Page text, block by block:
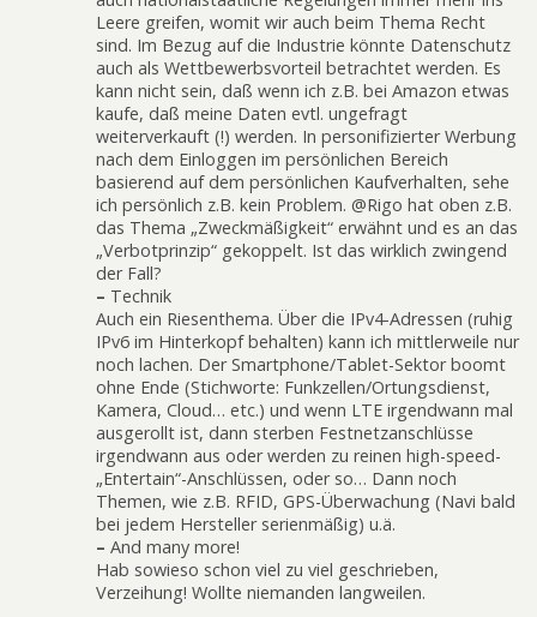
Leere greifen, womit wir auch beim Thema Recht
sind. Im Bezug auf die Industrie könnte Datenschutz
auch als Wettbewerbsvorteil betrachtet werden. Es
kann nicht sein, daß wenn ich z.B. bei Amazon etwas
kaufe, daß meine Daten evtl. ungefragt
weiterverkauft (!) werden. In personifizierter Werbung
nach dem Einloggen im persönlichen Bereich
basierend auf dem persönlichen Kaufverhalten, sehe
ich persönlich z.B. kein Problem. @Rigo hat oben z.B.
das Thema „Zweckmäßigkeit“ erwähnt und es an das
„Verbotprinzip“ gekoppelt. Ist das wirklich zwingend
der Fall?
– Technik
Auch ein Riesenthema. Über die IPv4-Adressen (ruhig
IPv6 im Hinterkopf behalten) kann ich mittlerweile nur
noch lachen. Der Smartphone/Tablet-Sektor boomt
ohne Ende (Stichworte: Funkzellen/Ortungsdienst,
Kamera, Cloud… etc.) und wenn LTE irgendwann mal
ausgerollt ist, dann sterben Festnetzanschlüsse
irgendwann aus oder werden zu reinen high-speed-
„Entertain“-Anschlüssen, oder so… Dann noch
Themen, wie z.B. RFID, GPS-Überwachung (Navi bald
bei jedem Hersteller serienmäßig) u.ä.
– And many more!
Hab sowieso schon viel zu viel geschrieben,
Verzeihung! Wollte niemanden langweilen.